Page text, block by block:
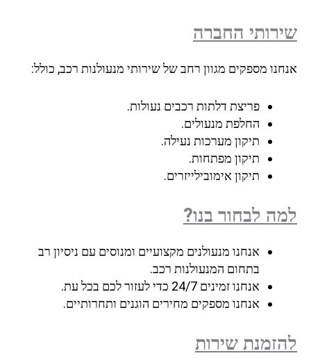
החברה
מספקים מגוון רחב של שירותי מנעולנות רכב, כולל:
פריצת דלתות רכבים נעולות.
החלפת מנעולים.
תיקון מערכות נעילה.
תיקון מפתחות.
תיקון אימובילייזרים.
לבחור בנו?
אנחנו מנעולנים מקצועיים ומנוסים עם ניסיון רב
בתחום המנעולנות רכב.
אנחנו זמינים 24/7 כדי לעזור לכם בכל עת.
אנחנו מספקים מחירים הוגנים ותחרותיים.
שירות